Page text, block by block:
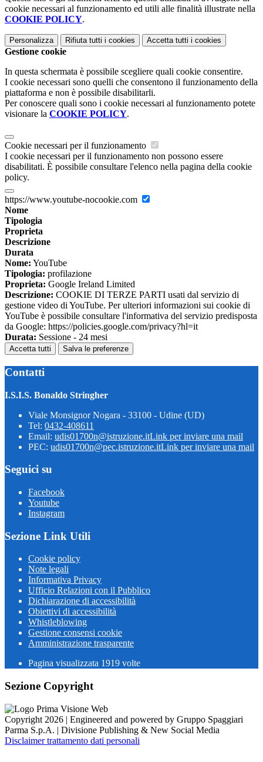
cookie necessari al funzionamento ed utili alle finalità illustrate nella
COOKIE POLICY.
Personalizza Rifiuta tutti i cookies Accetta tutti i cookies
Gestione cookie
In questa schermata è possibile scegliere quali cookie consentire.
I cookie necessari sono quelli che consentono il funzionamento della
piattaforma e non è possibile disabilitarli.
Per conoscere quali sono i cookie necessari al funzionamento potete
visionare la COOKIE POLICY.
Cookie necessari per il funzionamento
I cookie necessari per il funzionamento non possono essere
disabilitati. È possibile consultare l'elenco nella pagina della cookie
policy.
https://www.youtube-nocookie.com
Nome
Tipologia
Proprieta
Descrizione
Durata
Nome: YouTube
Tipologia: profilazione
Proprieta: Google Ireland Limited
Descrizione: COOKIE DI TERZE PARTI usati dal servizio di
gestione video di YouTube. Per ulteriori informazioni sui cookie di
YouTube è possibile consultare l'informativa del servizio predisposta
da Google: https://policies.google.com/privacy?hl=it
Durata: Sessione - 24 mesi
Accetta tutti Salva le preferenze
Contatti
I.S.I.S. Bonaldo Stringher
Viale Monsignor Nogara - 33100 - Udine (UD)
Tel: 0432-408611
Email: udis01700n@istruzione.itLink per inviare una mail
PEC: udis01700n@pec.istruzione.itLink per inviare una mail
Seguici su
Facebook
Youtube
Instagram
Sezione Link Utili
Cookie policy
Note legali
Informativa Privacy
Ufficio Relazioni con il Pubblico
Dichiarazione di accessibilità
Obiettivi di accessibilità
Whistleblowing
Gestione consensi cookie
Amministrazione trasparente
Pagina visualizzata 1919 volte
Sezione Copyright
Copyright 2026 | Engineered and powered by Gruppo Spaggiari
Parma S.p.A. | Divisione Publishing & New Social Media
Disclaimer trattamento dati personali